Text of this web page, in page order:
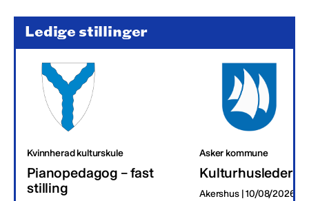
Ledige stillinger
Kvinnherad kulturskule
Pianopedagog – fast
stilling
Asker kommune
Kulturhusleder
Akershus | 10/08/2026